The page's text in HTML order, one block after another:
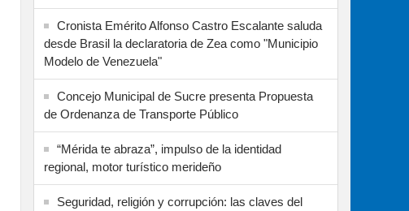
Cronista Emérito Alfonso Castro Escalante saluda
desde Brasil la declaratoria de Zea como "Municipio
Modelo de Venezuela"
Concejo Municipal de Sucre presenta Propuesta
de Ordenanza de Transporte Público
“Mérida te abraza”, impulso de la identidad
regional, motor turístico merideño
Seguridad, religión y corrupción: las claves del